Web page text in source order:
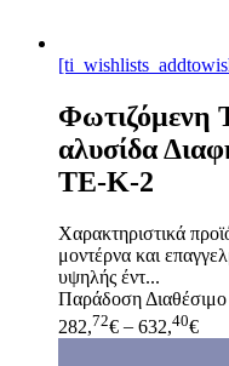
Φωτιζόμενη
αλυσίδα
TE-K-2
Χαρακτηριστικά
μοντέρνα και
υψηλής έντ...
Παράδοση
282,72€ – 632,40€